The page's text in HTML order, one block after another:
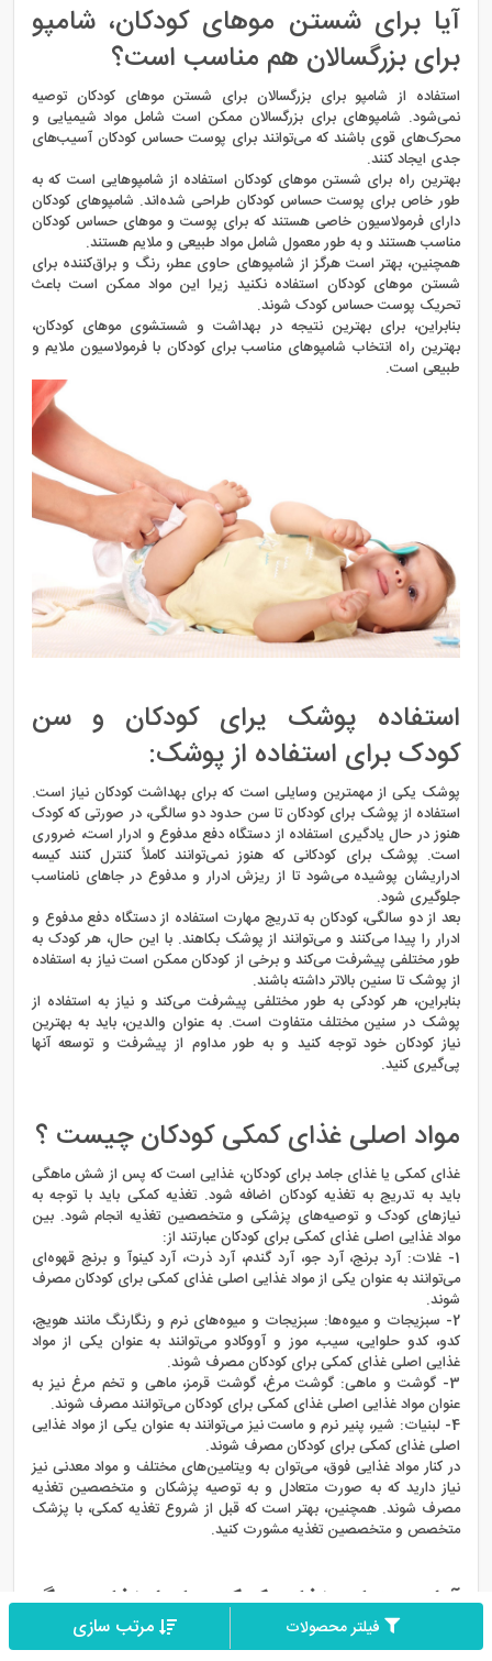
فیلتر محصولات مرتب سازی
آیا برای شستن موهای کودکان، شامپو
برای بزرگسالان هم مناسب است؟
استفاده از شامپو برای بزرگسالان برای شستن موهای کودکان توصیه
نمی‌شود. شامپوهای برای بزرگسالان ممکن است شامل مواد شیمیایی و
محرک‌های قوی باشند که می‌توانند برای پوست حساس کودکان آسیب‌های
جدی ایجاد کنند.
بهترین راه برای شستن موهای کودکان استفاده از شامپو‌هایی است که به
طور خاص برای پوست حساس کودکان طراحی شده‌اند. شامپوهای کودکان
دارای فرمولاسیون خاصی هستند که برای پوست و موهای حساس کودکان
مناسب هستند و به طور معمول شامل مواد طبیعی و ملایم هستند.
همچنین، بهتر است هرگز از شامپوهای حاوی عطر، رنگ و براق‌کننده برای
شستن موهای کودکان استفاده نکنید زیرا این مواد ممکن است باعث
تحریک پوست حساس کودک شوند.
بنابراین، برای بهترین نتیجه در بهداشت و شستشوی موهای کودکان،
بهترین راه انتخاب شامپو‌های مناسب برای کودکان با فرمولاسیون ملایم و
طبیعی است.
استفاده پوشک یرای کودکان و سن
کودک برای استفاده از پوشک:
پوشک یکی از مهمترین وسایلی است که برای بهداشت کودکان نیاز است.
استفاده از پوشک برای کودکان تا سن حدود دو سالگی، در صورتی که کودک
هنوز در حال یادگیری استفاده از دستگاه دفع مدفوع و ادرار است، ضروری
است. پوشک برای کودکانی که هنوز نمی‌توانند کاملاً کنترل کنند کیسه
ادراریشان پوشیده می‌شود تا از ریزش ادرار و مدفوع در جا‌های نامناسب
جلوگیری شود.
بعد از دو سالگی، کودکان به تدریج مهارت استفاده از دستگاه دفع مدفوع و
ادرار را پیدا می‌کنند و می‌توانند از پوشک بکاهند. با این حال، هر کودک به
طور مختلفی پیشرفت می‌کند و برخی از کودکان ممکن است نیاز به استفاده
از پوشک تا سنین بالاتر داشته باشند.
بنابراین، هر کودکی به طور مختلفی پیشرفت می‌کند و نیاز به استفاده از
پوشک در سنین مختلف متفاوت است. به عنوان والدین، باید به بهترین
نیاز کودکان خود توجه کنید و به طور مداوم از پیشرفت و توسعه آنها
پی‌گیری کنید.
مواد اصلی غذای کمکی کودکان چیست ؟
غذای کمکی یا غذای جامد برای کودکان، غذایی است که پس از شش ماهگی
باید به تدریج به تغذیه کودکان اضافه شود. تغذیه کمکی باید با توجه به
نیازهای کودک و توصیه‌های پزشکی و متخصصین تغذیه انجام شود. بین
مواد غذایی اصلی غذای کمکی برای کودکان عبارتند از:
1- غلات: آرد برنج، آرد جو، آرد گندم، آرد ذرت، آرد کینوآ و برنج قهوه‌ای
می‌توانند به عنوان یکی از مواد غذایی اصلی غذای کمکی برای کودکان مصرف
شوند.
2- سبزیجات و میوه‌ها: سبزیجات و میوه‌های نرم و رنگارنگ مانند هویج،
کدو، کدو حلوایی، سیب، موز و آووکادو می‌توانند به عنوان یکی از مواد
غذایی اصلی غذای کمکی برای کودکان مصرف شوند.
3- گوشت و ماهی: گوشت مرغ، گوشت قرمز، ماهی و تخم مرغ نیز به
عنوان مواد غذایی اصلی غذای کمکی برای کودکان می‌توانند مصرف شوند.
4- لبنیات: شیر، پنیر نرم و ماست نیز می‌توانند به عنوان یکی از مواد غذایی
اصلی غذای کمکی برای کودکان مصرف شوند.
در کنار مواد غذایی فوق، می‌توان به ویتامین‌های مختلف و مواد معدنی نیز
نیاز دارید که به صورت متعادل و به توصیه پزشکان و متخصصین تغذیه
مصرف شوند. همچنین، بهتر است که قبل از شروع تغذیه کمکی، با پزشک
متخصص و متخصصین تغذیه مشورت کنید.
آیا می‌توان غذای کمکی را با غذای دیگر
ترکیب کرد؟